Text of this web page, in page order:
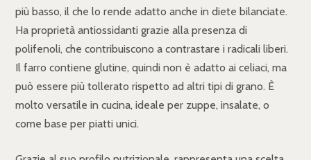
più basso, il che lo rende adatto anche in diete bilanciate.
Ha proprietà antiossidanti grazie alla presenza di
polifenoli, che contribuiscono a contrastare i radicali liberi.
Il farro contiene glutine, quindi non è adatto ai celiaci, ma
può essere più tollerato rispetto ad altri tipi di grano. È
molto versatile in cucina, ideale per zuppe, insalate, o
come base per piatti unici.